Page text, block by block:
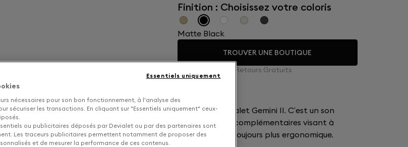
Finition : Choisissez votre coloris
Matte Black
TROUVER UNE BOUTIQUE
Echanges et Retours Gratuits
La deuxième génération d'écouteurs Devialet Gemini II. C’est un son
absolument pur, avec deux technologies complémentaires visant à
réduire le bruit et le vent dans un design toujours plus ergonomique.
nécessaires pour son bon fonctionnement, à l'analyse des
sécuriser les transactions. En cliquant sur "Essentiels uniquement" ceux-
ou publicitaires déposés par Devialet ou par des partenaires sont
Les traceurs publicitaires permettent notamment de proposer des
et de mesurer la performance de ces contenus.
Essentiels uniquement